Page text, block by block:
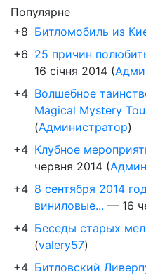
Популярне
+8 Битломобиль из
+6 25 причин
16 січня 2014 (
+4 Волшебное
Magical Mystery
(Администратор)
+4 Клубное
червня 2014 (
+4 8 сентября 2014
виниловые... — 16
+4 Беседы старых
(valery57)
+4 Битловский